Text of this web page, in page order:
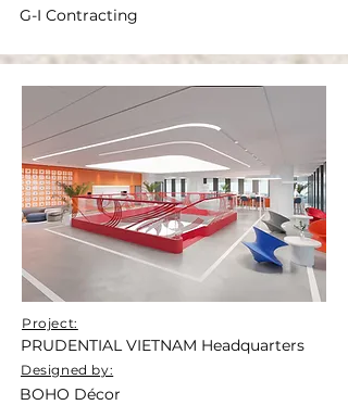
G-I Contracting
Project:
PRUDENTIAL VIETNAM Headquarters
Designed by:
BOHO Décor